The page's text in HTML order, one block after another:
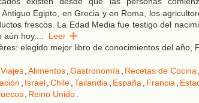
Egipto, en Grecia y en Roma, los
frescos. La Edad Media fue testigo del
aún hoy.... Leer
elegido mejor libro de conocimientos del año,
Viajes,Alimentos,Gastronomía, Recetas de Cocina,
, Israel,Chile,Tailandia, España, Francia,
, Reino Unido.